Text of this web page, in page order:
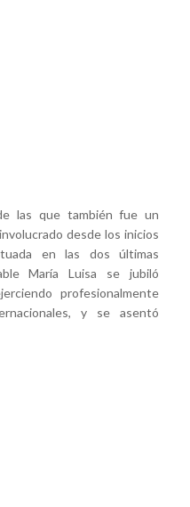
las que también fue un
desde los inicios
en las dos últimas
María Luisa se jubiló
profesionalmente
y se asentó